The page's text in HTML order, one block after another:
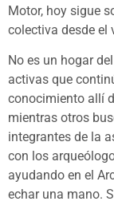
Motor, hoy sigue
colectiva desde el
No es un hogar
activas que
conocimiento allí
mientras otros
integrantes de la
con los
ayudando en el
echar una mano.